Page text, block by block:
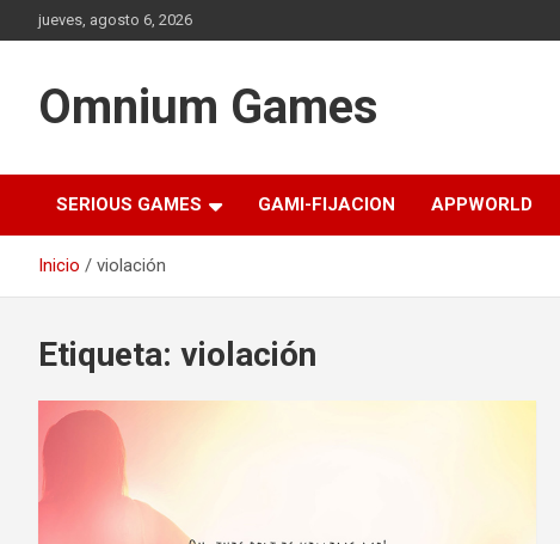
Saltar
al
jueves, agosto 6, 2026
Omnium Games
SERIOUS GAMES GAMI-FIJACION APPWORLD
Inicio violación
Etiqueta: violación